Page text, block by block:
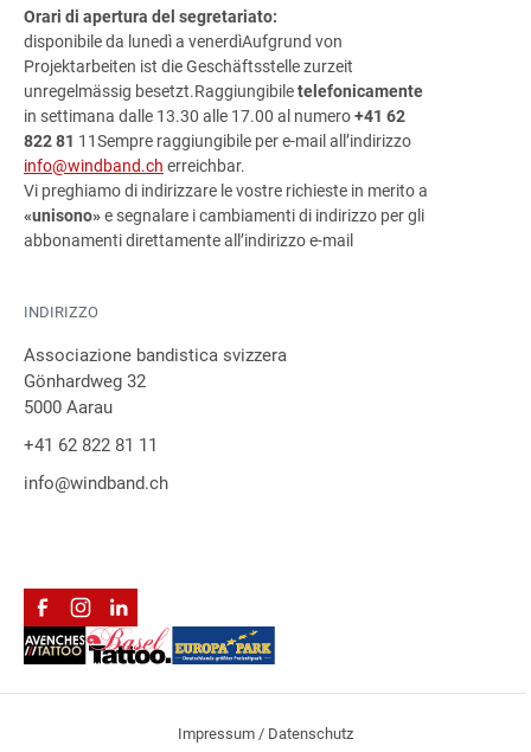
Orari di apertura del segretariato:
disponibile da lunedì a venerdìAufgrund von
Projektarbeiten ist die Geschäftsstelle zurzeit
unregelmässig besetzt.Raggiungibiletelefonicamente
in settimana dalle 13.30 alle 17.00 al numero+41 62
822 81 11Sempre raggiungibile per e-mail all’indirizzo
info@windband.ch erreichbar.
Vi preghiamo di indirizzare le vostre richieste in merito a
«unisono»e segnalare i cambiamenti di indirizzo per gli
abbonamenti direttamente all’indirizzo e-mail
INDIRIZZO
Associazione bandistica svizzera
Gönhardweg 32
5000 Aarau
+41 62 822 81 11
info@windband.ch
Impressum / Datenschutz